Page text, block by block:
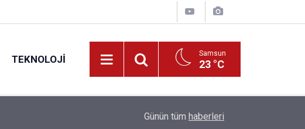
TEKNOLOJI Samsun
23 °C
Fahiş fiyatlar nedeniyle işletmelere 101 milyon
Günün tüm haberleri